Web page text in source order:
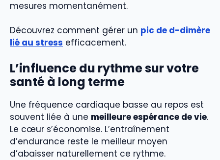
mesures momentanément.
Découvrez comment gérer un pic de d-dimère
lié au stress efficacement.
L’influence du rythme sur votre
santé à long terme
Une fréquence cardiaque basse au repos est
souvent liée à une meilleure espérance de vie.
Le cœur s’économise. L’entraînement
d’endurance reste le meilleur moyen
d’abaisser naturellement ce rythme.